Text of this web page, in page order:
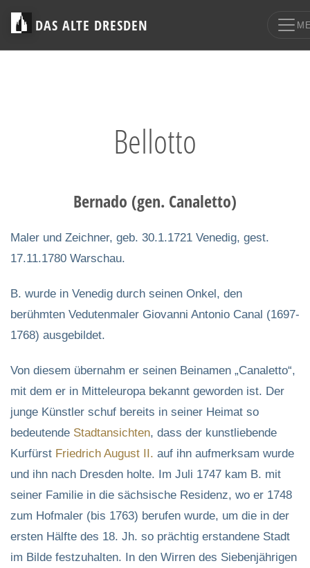
DAS ALTE DRESDEN
Bellotto
Bernado (gen. Canaletto)
Maler und Zeichner, geb. 30.1.1721 Venedig, gest.
17.11.1780 Warschau.
B. wurde in Venedig durch seinen Onkel, den
berühmten Vedutenmaler Giovanni Antonio Canal (1697-
1768) ausgebildet.
Von diesem übernahm er seinen Beinamen „Canaletto“,
mit dem er in Mitteleuropa bekannt geworden ist. Der
junge Künstler schuf bereits in seiner Heimat so
bedeutende Stadtansichten, dass der kunstliebende
Kurfürst Friedrich August II. auf ihn aufmerksam wurde
und ihn nach Dresden holte. Im Juli 1747 kam B. mit
seiner Familie in die sächsische Residenz, wo er 1748
zum Hofmaler (bis 1763) berufen wurde, um die in der
ersten Hälfte des 18. Jh. so prächtig erstandene Stadt
im Bilde festzuhalten. In den Wirren des Siebenjährigen